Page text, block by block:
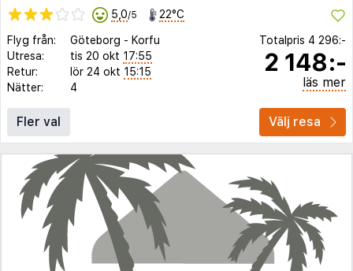
5,0/5 22°C
Flyg från: Göteborg - Korfu
Utresa:
tis 20 okt 17:55
Retur:
lör 24 okt 15:15
Nätter:
4
Totalpris 4 296:-
2 148:-
läs mer
Fler val Välj resa